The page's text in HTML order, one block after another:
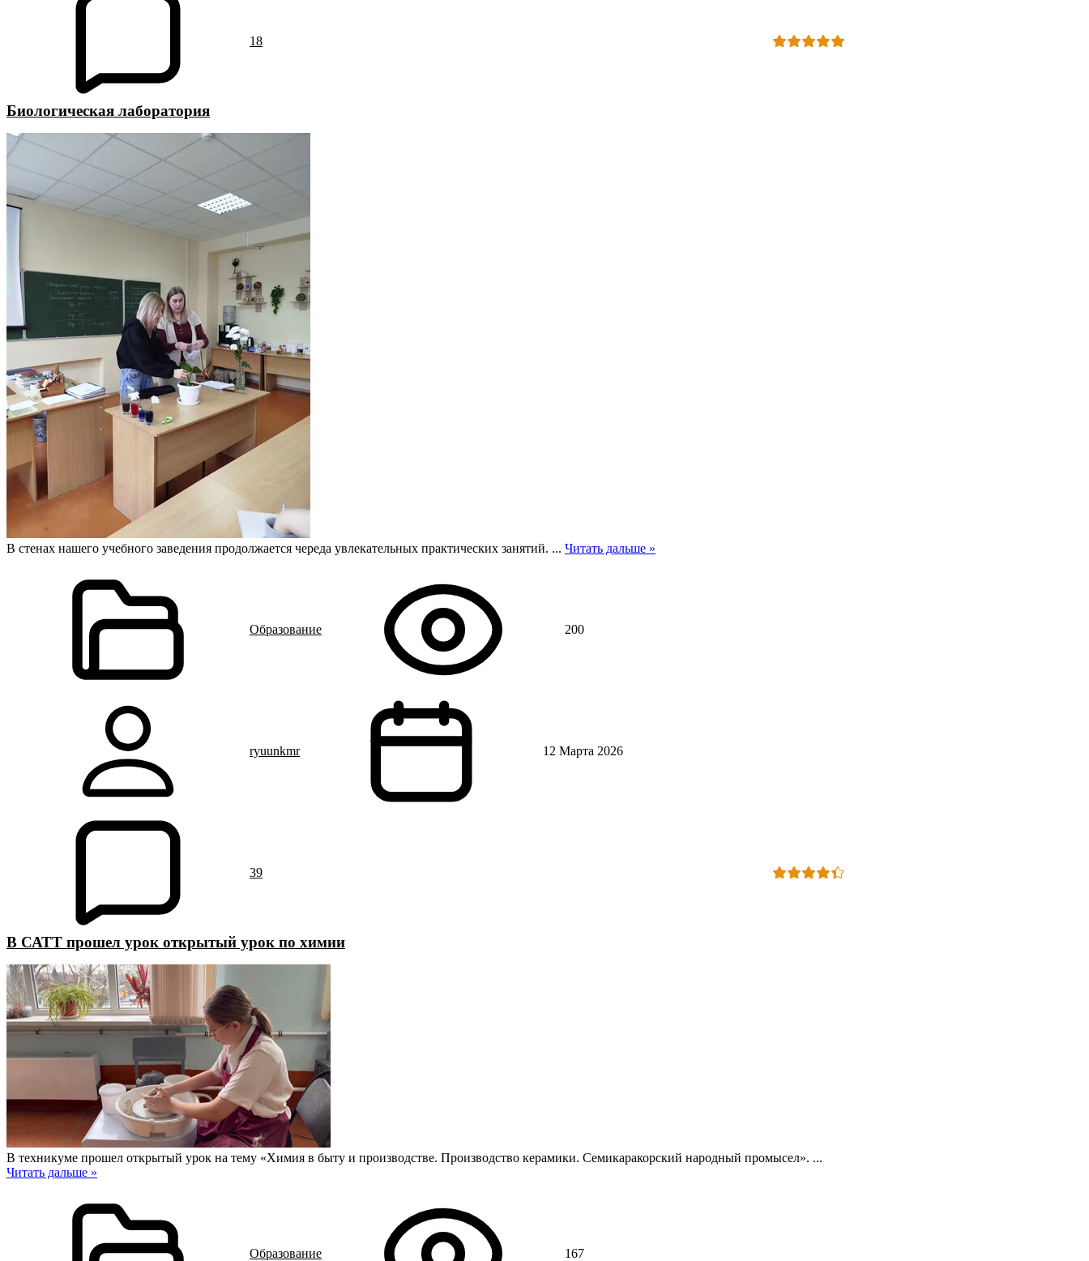
18
Биологическая лаборатория
В стенах нашего учебного заведения продолжается череда увлекательных практических занятий. ... Читать дальше »
Образование 200
ryuunkmr 12 Марта 2026
39
В САТТ прошел урок открытый урок по химии
В техникуме прошел открытый урок на тему «Химия в быту и производстве. Производство керамики. Семикаракорский народный промысел». ...
Читать дальше »
Образование 167